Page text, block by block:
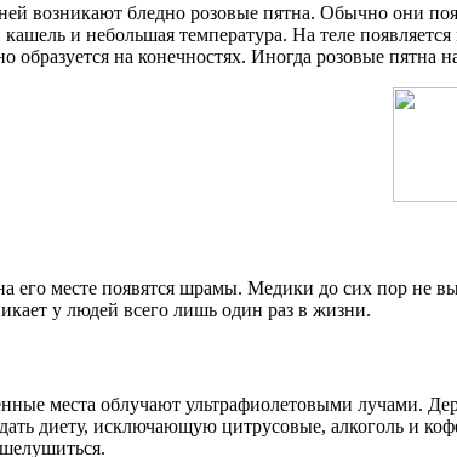
возникают бледно розовые пятна. Обычно они
и небольшая температура. На теле
образуется на конечностях. Иногда розовые
его месте появятся шрамы. Медики до сих пор не
у людей всего лишь один раз в жизни.
места облучают ультрафиолетовыми лучами.
диету, исключающую цитрусовые, алкоголь и